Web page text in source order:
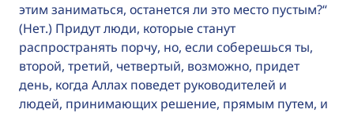
этим заниматься, останется ли это место пустым?“
(Нет.) Придут люди, которые станут
распространять порчу, но, если соберешься ты,
второй, третий, четвертый, возможно, придет
день, когда Аллах поведет руководителей и
людей, принимающих решение, прямым путем, и